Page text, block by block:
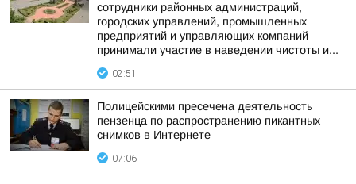
сотрудники районных администраций,
городских управлений, промышленных
предприятий и управляющих компаний
принимали участие в наведении чистоты и...
02:51
Полицейскими пресечена деятельность
пензенца по распространению пикантных
снимков в Интернете
07:06